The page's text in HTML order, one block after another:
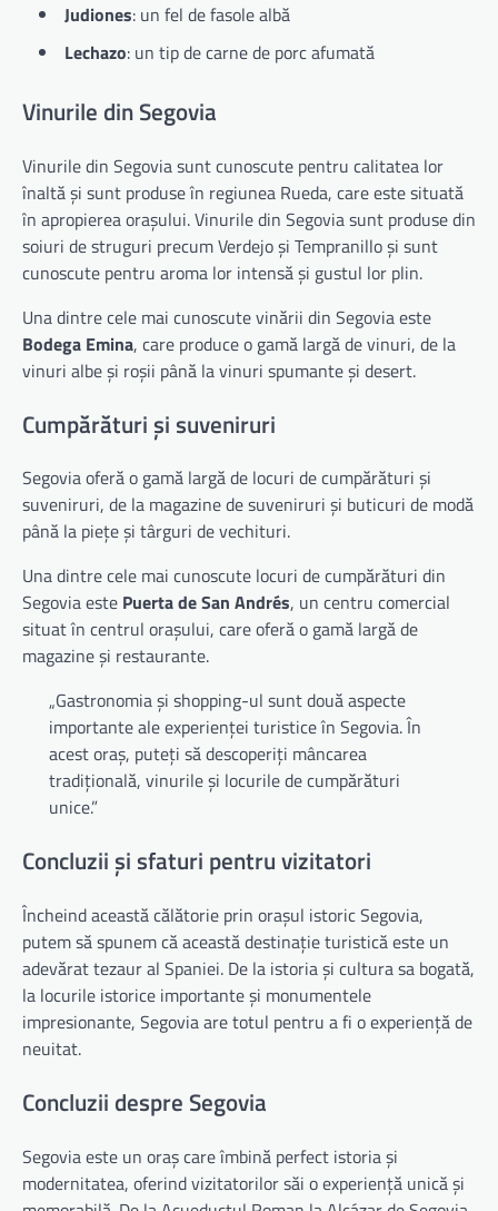
Judiones: un fel de fasole albă
Lechazo: un tip de carne de porc afumată
Vinurile din Segovia
Vinurile din Segovia sunt cunoscute pentru calitatea lor
înaltă și sunt produse în regiunea Rueda, care este situată
în apropierea orașului. Vinurile din Segovia sunt produse din
soiuri de struguri precum Verdejo și Tempranillo și sunt
cunoscute pentru aroma lor intensă și gustul lor plin.
Una dintre cele mai cunoscute vinării din Segovia este
Bodega Emina, care produce o gamă largă de vinuri, de la
vinuri albe și roșii până la vinuri spumante și desert.
Cumpărături și suveniruri
Segovia oferă o gamă largă de locuri de cumpărături și
suveniruri, de la magazine de suveniruri și buticuri de modă
până la piețe și târguri de vechituri.
Una dintre cele mai cunoscute locuri de cumpărături din
Segovia este Puerta de San Andrés, un centru comercial
situat în centrul orașului, care oferă o gamă largă de
magazine și restaurante.
„Gastronomia și shopping-ul sunt două aspecte
importante ale experienței turistice în Segovia. În
acest oraș, puteți să descoperiți mâncarea
tradițională, vinurile și locurile de cumpărături
unice.”
Concluzii și sfaturi pentru vizitatori
Încheind această călătorie prin orașul istoric Segovia,
putem să spunem că această destinație turistică este un
adevărat tezaur al Spaniei. De la istoria și cultura sa bogată,
la locurile istorice importante și monumentele
impresionante, Segovia are totul pentru a fi o experiență de
neuitat.
Concluzii despre Segovia
Segovia este un oraș care îmbină perfect istoria și
modernitatea, oferind vizitatorilor săi o experiență unică și